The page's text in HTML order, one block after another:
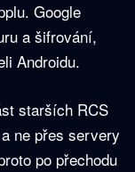
Google
a šifrování,
Androidu.
starších RCS
ne přes servery
po přechodu